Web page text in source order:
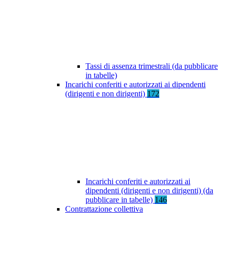
Tassi di assenza trimestrali (da pubblicare
in tabelle)
Incarichi conferiti e autorizzati ai dipendenti
(dirigenti e non dirigenti) 172
Incarichi conferiti e autorizzati ai
dipendenti (dirigenti e non dirigenti) (da
pubblicare in tabelle) 146
Contrattazione collettiva